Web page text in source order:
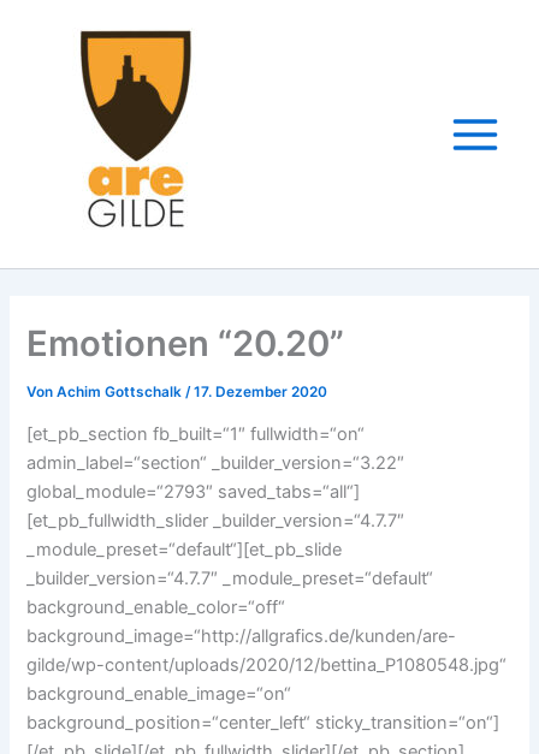
Emotionen “20.20”
VonAchim Gottschalk/17. Dezember 2020
[et_pb_section fb_built=“1″ fullwidth=“on“
admin_label=“section“ _builder_version=“3.22″
global_module=“2793″ saved_tabs=“all“]
[et_pb_fullwidth_slider _builder_version=“4.7.7″
_module_preset=“default“][et_pb_slide
_builder_version=“4.7.7″ _module_preset=“default“
background_enable_color=“off“
background_image=“http://allgrafics.de/kunden/are-
gilde/wp-content/uploads/2020/12/bettina_P1080548.jpg“
background_enable_image=“on“
background_position=“center_left“ sticky_transition=“on“]